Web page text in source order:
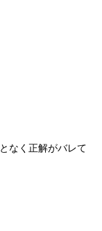
なく正解がバレて